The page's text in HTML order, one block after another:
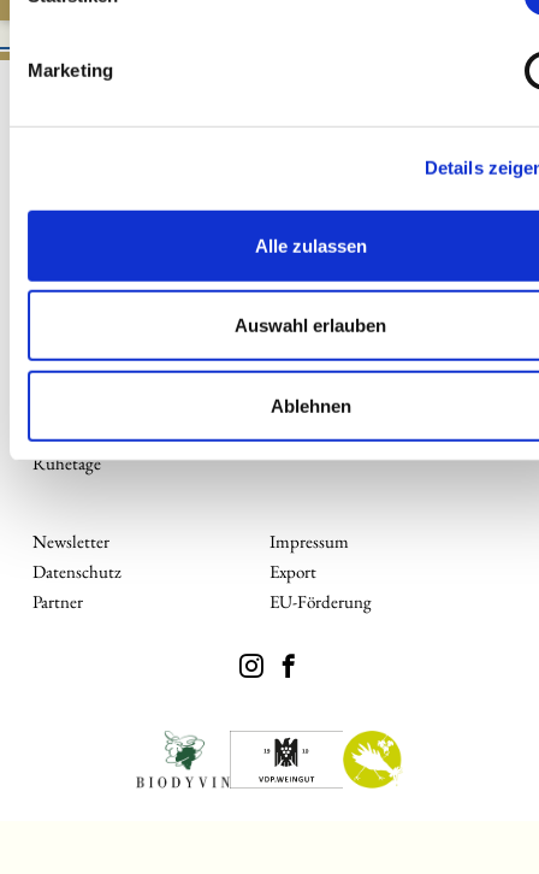
Marketing
Details
Alle zulassen
Auswahl erlauben
Ablehnen
Impressum
Export
Weingut Dr. Bürklin-Wolf
06322-9533-55
Samstag, Sonntag von 11-18 Uhr geöffnet.
Von Mai bis Oktober ist Montag Ruhetag
Von November bis einschließlich April sind Sonntag & Montag
Ruhetage
Newsletter
Impressum
Datenschutz
Export
Partner
EU-Förderung